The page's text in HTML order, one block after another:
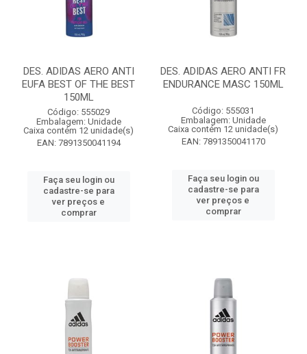
DES. ADIDAS AERO ANTI
EUFA BEST OF THE BEST
150ML
Código: 555029
Embalagem: Unidade
Caixa contém 12 unidade(s)
EAN: 7891350041194
Faça seu login ou
cadastre-se para
ver preços e
comprar
DES. ADIDAS AERO ANTI FR
ENDURANCE MASC 150ML
Código: 555031
Embalagem: Unidade
Caixa contém 12 unidade(s)
EAN: 7891350041170
Faça seu login ou
cadastre-se para
ver preços e
comprar